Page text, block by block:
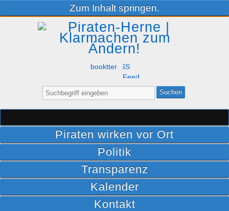
Zum Inhalt springen.
FacebookTwitterRSS
Feed
Suche
nach:
Piraten wirken vor Ort
Politik
Transparenz
Kalender
Kontakt